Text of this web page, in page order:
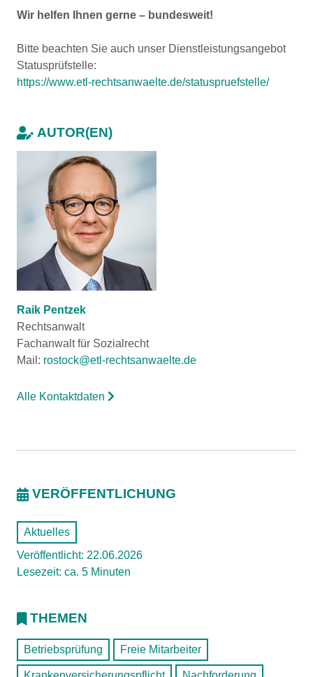
Wir helfen Ihnen gerne – bundesweit!
Bitte beachten Sie auch unser Dienstleistungsangebot
Statusprüfstelle:
https://www.etl-rechtsanwaelte.de/statuspruefstelle/
AUTOR(EN)
Raik Pentzek
Rechtsanwalt
Fachanwalt für Sozialrecht
Mail: rostock@etl-rechtsanwaelte.de
Alle Kontaktdaten
VERÖFFENTLICHUNG
Aktuelles
Veröffentlicht: 22.06.2026
Lesezeit: ca. 5 Minuten
THEMEN
Betriebsprüfung Freie Mitarbeiter